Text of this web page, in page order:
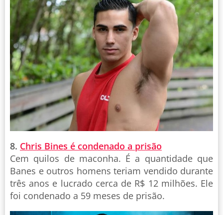
8. Chris Bines é condenado a prisão
Cem quilos de maconha. É a quantidade que
Banes e outros homens teriam vendido durante
três anos e lucrado cerca de R$ 12 milhões. Ele
foi condenado a 59 meses de prisão.